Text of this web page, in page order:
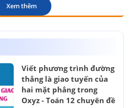
Xem thêm
Viết phương trình đường
thẳng là giao tuyến của
hai mặt phẳng trong
Oxyz - Toán 12 chuyên đề